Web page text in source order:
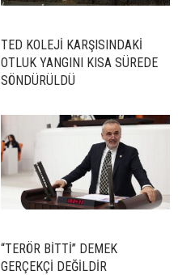
TED KOLEJİ KARŞISINDAKİ
OTLUK YANGINI KISA SÜREDE
SÖNDÜRÜLDÜ
“TERÖR BİTTİ” DEMEK
GERÇEKÇİ DEĞİLDİR